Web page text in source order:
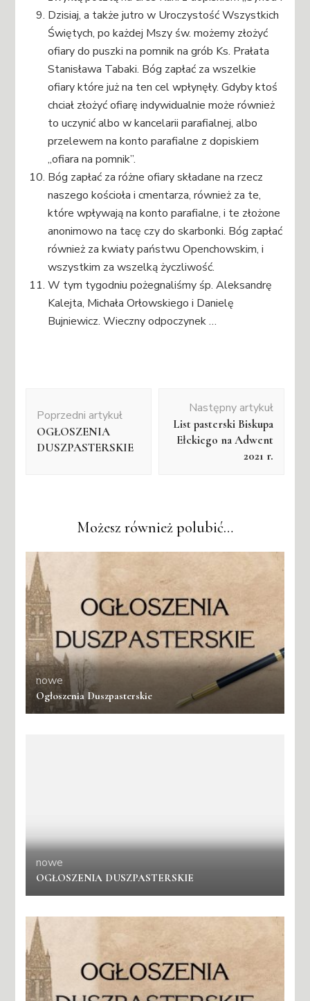
Dzisiaj, a także jutro w Uroczystość Wszystkich
Świętych, po każdej Mszy św. możemy złożyć
ofiary do puszki na pomnik na grób Ks. Prałata
Stanisława Tabaki. Bóg zapłać za wszelkie
ofiary które już na ten cel wpłynęły. Gdyby ktoś
chciał złożyć ofiarę indywidualnie może również
to uczynić albo w kancelarii parafialnej, albo
przelewem na konto parafialne z dopiskiem
„ofiara na pomnik”.
Bóg zapłać za różne ofiary składane na rzecz
naszego kościoła i cmentarza, również za te,
które wpływają na konto parafialne, i te złożone
anonimowo na tacę czy do skarbonki. Bóg zapłać
również za kwiaty państwu Openchowskim, i
wszystkim za wszelką życzliwość.
W tym tygodniu pożegnaliśmy śp. Aleksandrę
Kalejta, Michała Orłowskiego i Danielę
Bujniewicz. Wieczny odpoczynek …
wpisu
Poprzedni artykuł
OGŁOSZENIA
DUSZPASTERSKIE
Następny artykuł
List pasterski Biskupa
Ełckiego na Adwent
2021 r.
Możesz również polubić…
nowe
Ogłoszenia Duszpasterskie
nowe
OGŁOSZENIA DUSZPASTERSKIE